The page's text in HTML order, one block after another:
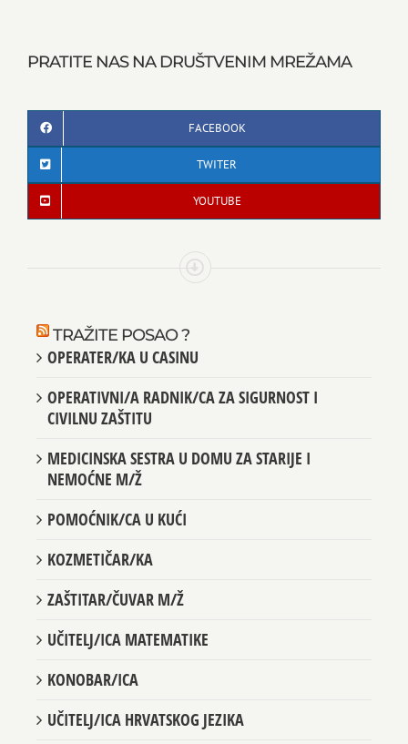
FACEBOOK
TWITER
YOUTUBE
TRAŽITE POSAO ?
OPERATIVNI/A RADNIK/CA ZA SIGURNOST I
MEDICINSKA SESTRA U DOMU ZA STARIJE I
UČITELJ/ICA MATEMATIKE
UČITELJ/ICA HRVATSKOG JEZIKA